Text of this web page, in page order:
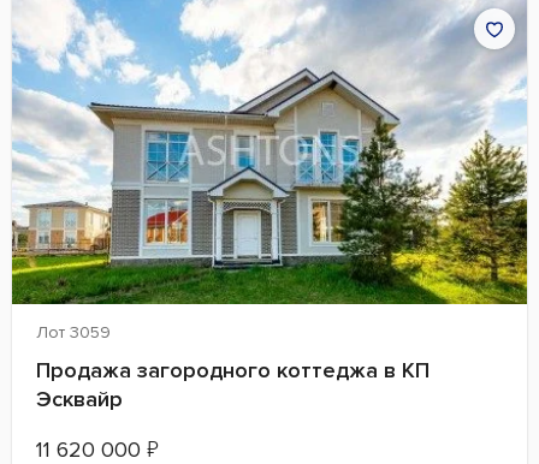
Лот 3059
Продажа загородного коттеджа в КП
Эсквайр
11 620 000 ₽